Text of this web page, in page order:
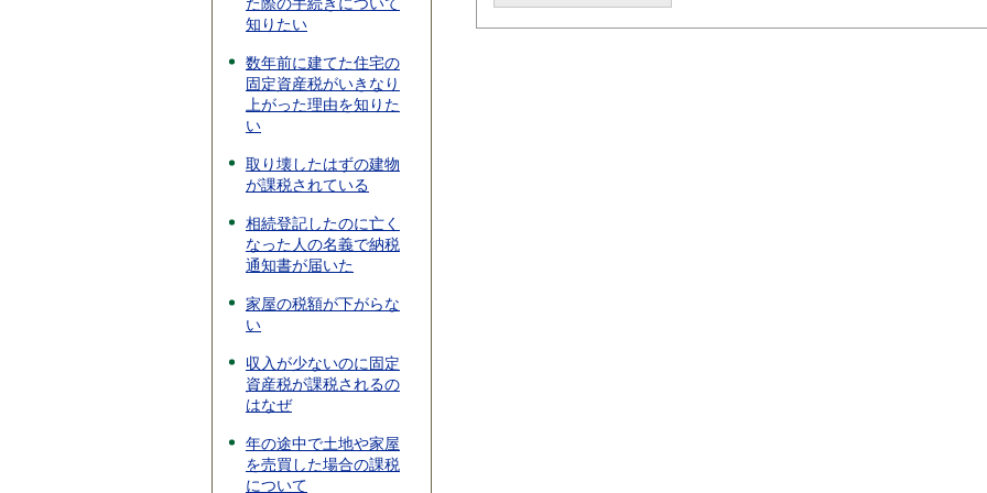
知りたい
数年前に建てた住宅の
固定資産税がいきなり
上がった理由を知りた
い
取り壊したはずの建物
が課税されている
相続登記したのに亡く
なった人の名義で納税
通知書が届いた
家屋の税額が下がらな
い
収入が少ないのに固定
資産税が課税されるの
はなぜ
年の途中で土地や家屋
を売買した場合の課税
について